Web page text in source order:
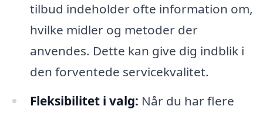
tilbud indeholder ofte information om,
hvilke midler og metoder der
anvendes. Dette kan give dig indblik i
den forventede servicekvalitet.
Fleksibilitet i valg: Når du har flere